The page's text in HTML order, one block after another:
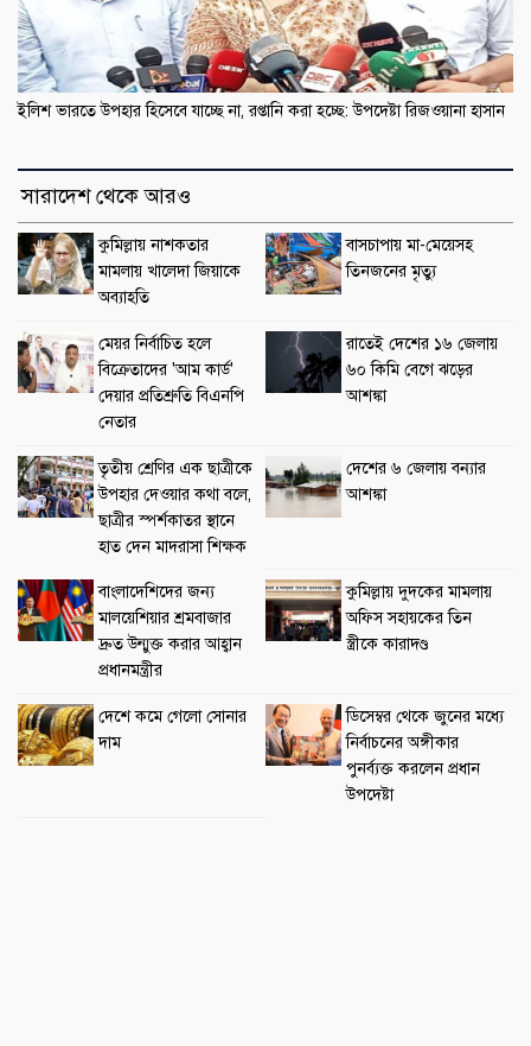
ইলিশ ভারতে উপহার হিসেবে যাচ্ছে না, রপ্তানি করা হচ্ছে: উপদেষ্টা রিজওয়ানা হাসান
সারাদেশ থেকে আরও
কুমিল্লায় নাশকতার
মামলায় খালেদা জিয়াকে
অব্যাহতি
বাসচাপায় মা-মেয়েসহ
তিনজনের মৃত্যু
মেয়র নির্বাচিত হলে
বিক্রেতাদের 'আম কার্ড'
দেয়ার প্রতিশ্রুতি বিএনপি
নেতার
রাতেই দেশের ১৬ জেলায়
৬০ কিমি বেগে ঝড়ের
আশঙ্কা
তৃতীয় শ্রেণির এক ছাত্রীকে
উপহার দেওয়ার কথা বলে,
ছাত্রীর স্পর্শকাতর স্থানে
হাত দেন মাদরাসা শিক্ষক
দেশের ৬ জেলায় বন্যার
আশঙ্কা
বাংলাদেশিদের জন্য
মালয়েশিয়ার শ্রমবাজার
দ্রুত উন্মুক্ত করার আহ্বান
প্রধানমন্ত্রীর
কুমিল্লায় দুদকের মামলায়
অফিস সহায়কের তিন
স্ত্রীকে কারাদণ্ড
দেশে কমে গেলো সোনার
দাম
ডিসেম্বর থেকে জুনের মধ্যে
নির্বাচনের অঙ্গীকার
পুনর্ব্যক্ত করলেন প্রধান
উপদেষ্টা